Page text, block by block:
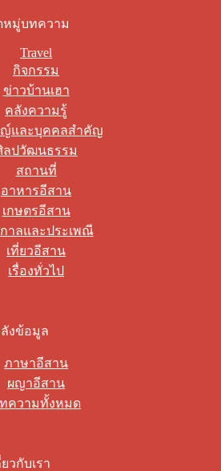
หมู่บทความ
Travel
กิจกรรม
ข่าวบ้านเฮา
คลังความรู้
และบุคคลสำคัญ
ลปวัฒนธรรม
สถานที่
อาหารอีสาน
เกษตรอีสาน
กาลและประเพณี
เที่ยวอีสาน
เรื่องทั่วไป
งข้อมูล
ภาษาอีสาน
ผญาอีสาน
ความทั้งหมด
ยวกับเรา